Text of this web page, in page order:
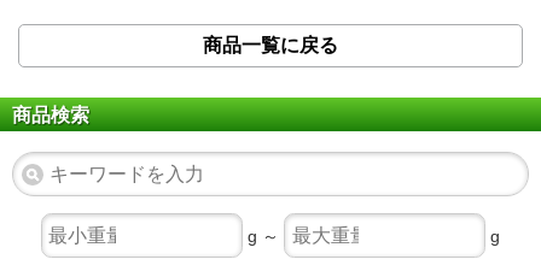
商品一覧に戻る
商品検索
g ～ g